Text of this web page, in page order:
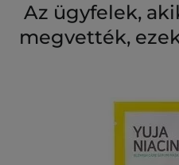
Az ügyfelek,
megvették,